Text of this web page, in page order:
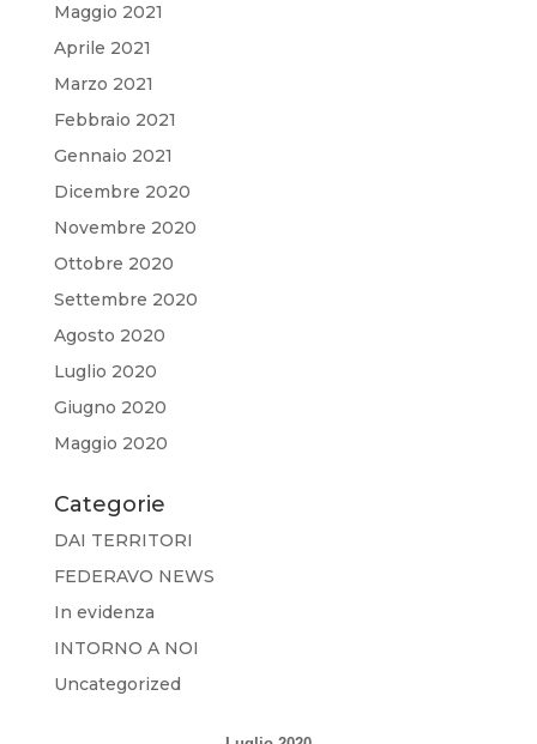
Maggio 2021
Aprile 2021
Marzo 2021
Febbraio 2021
Gennaio 2021
Dicembre 2020
Novembre 2020
Ottobre 2020
Settembre 2020
Agosto 2020
Luglio 2020
Giugno 2020
Maggio 2020
Categorie
DAI TERRITORI
FEDERAVO NEWS
In evidenza
INTORNO A NOI
Uncategorized